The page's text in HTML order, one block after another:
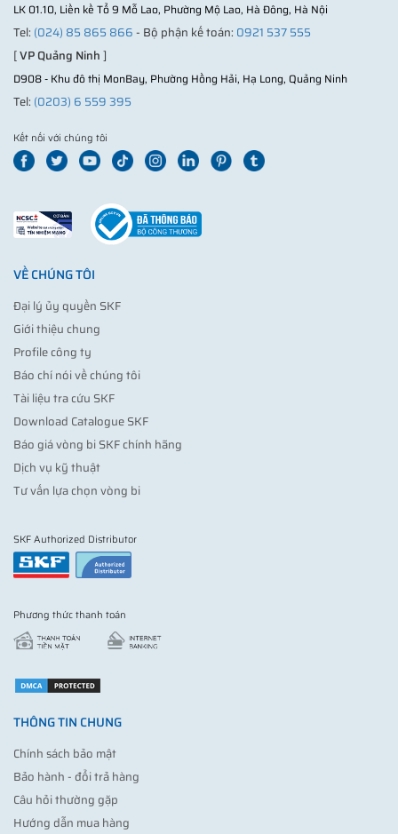
LK 01.10, Liền kề Tổ 9 Mỗ Lao, Phường Mộ Lao, Hà Đông, Hà Nội
Tel: (024) 85 865 866- Bộ phận kế toán: 0921 537 555
[VP Quảng Ninh]
D908 - Khu đô thị MonBay, Phường Hồng Hải, Hạ Long, Quảng Ninh
Tel: (0203) 6 559 395
Kết nối với chúng tôi
VỀ CHÚNG TÔI
Đại lý ủy quyền SKF
Giới thiệu chung
Profile công ty
Báo chí nói về chúng tôi
Tài liệu tra cứu SKF
Download Catalogue SKF
Báo giá vòng bi SKF chính hãng
Dịch vụ kỹ thuật
Tư vấn lựa chọn vòng bi
SKF Authorized Distributor
Phương thức thanh toán
THÔNG TIN CHUNG
Chính sách bảo mật
Bảo hành - đổi trả hàng
Câu hỏi thường gặp
Hướng dẫn mua hàng